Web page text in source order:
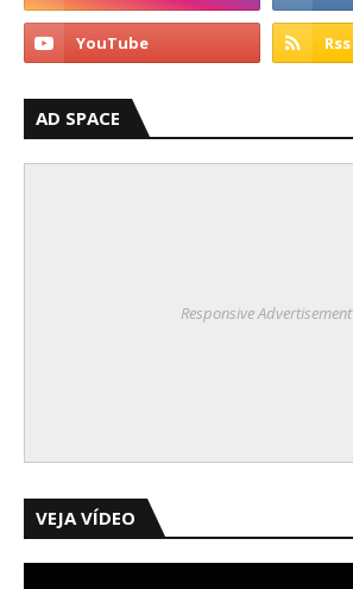
AD SPACE
Responsive Advertisement
VEJA VÍDEO